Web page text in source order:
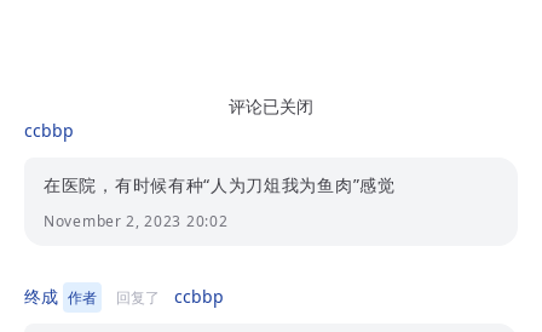
评论已关闭
ccbbp
在医院，有时候有种“人为刀俎我为鱼肉”感觉
November 2, 2023 20:02
终成 作者 回复了 ccbbp